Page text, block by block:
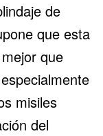
de
que esta
que
misiles
del